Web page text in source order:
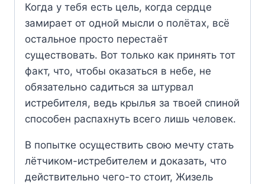
Когда у тебя есть цель, когда сердце
замирает от одной мысли о полётах, всё
остальное просто перестаёт
существовать. Вот только как принять тот
факт, что, чтобы оказаться в небе, не
обязательно садиться за штурвал
истребителя, ведь крылья за твоей спиной
способен распахнуть всего лишь человек.
В попытке осуществить свою мечту стать
лётчиком-истребителем и доказать, что
действительно чего-то стоит, Жизель